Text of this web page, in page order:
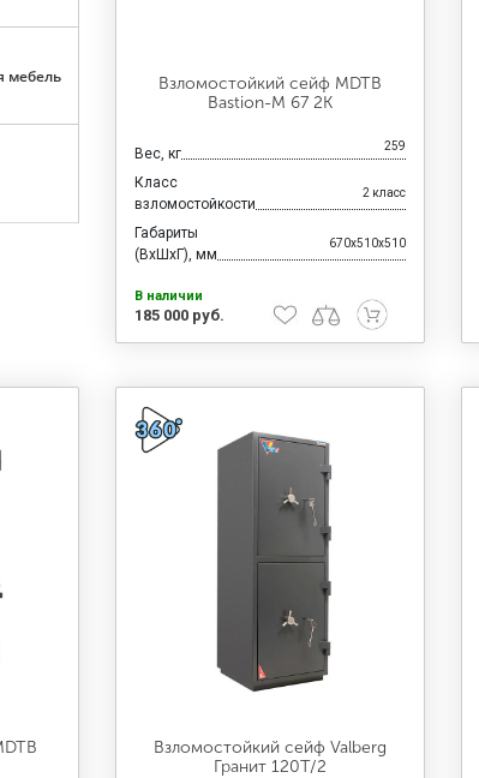
мебель
Взломостойкий сейф MDTB
Bastion-M 67 2K
Вес, кг 259
Класс
взломостойкости
2 класс
Габариты
(ВхШхГ), мм
670x510x510
В наличии
185 000 руб.
Взломостойкий сейф Valberg
Гранит 120T/2